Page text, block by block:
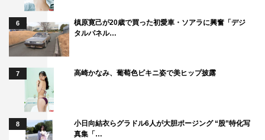
6
槙原寛己が20歳で買った初愛車・ソアラに興奮「デジ
タルパネル…
7 高崎かなみ、葡萄色ビキニ姿で美ヒップ披露
8
小日向結衣らグラドル6人が大胆ポージング “股”特化写
真集「…